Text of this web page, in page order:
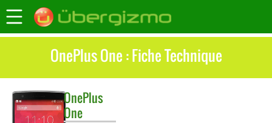
OnePlus One : Fiche Technique
OnePlus
One